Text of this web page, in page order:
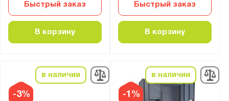
Быстрый заказ
В корзину
Быстрый заказ
В корзину
-3%
в наличии
-1%
в наличии